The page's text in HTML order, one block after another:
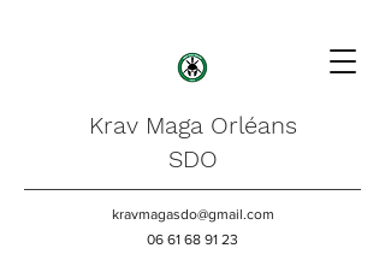
Krav Maga Orléans
SDO
kravmagasdo@gmail.com
06 61 68 91 23